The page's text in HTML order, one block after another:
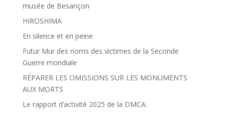
musée de Besançon
HIROSHIMA
En silence et en peine
Futur Mur des noms des victimes de la Seconde
Guerre mondiale
RÉPARER LES OMISSIONS SUR LES MONUMENTS
AUX MORTS
Le rapport d’activité 2025 de la DMCA.